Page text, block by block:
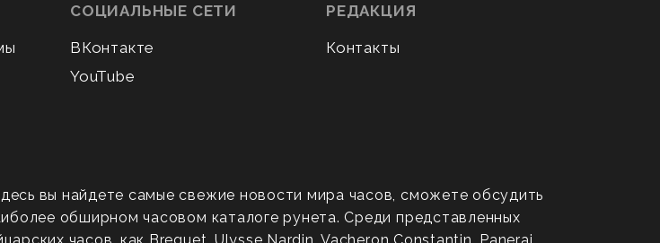
СОЦИАЛЬНЫЕ СЕТИ
ВКонтакте
YouTube
РЕДАКЦИЯ
Контакты
вы найдете самые свежие новости мира часов, сможете обсудить
обширном часовом каталоге рунета. Среди представленных